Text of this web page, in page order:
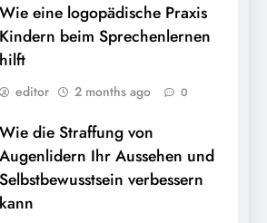
Wie eine logopädische Praxis
Kindern beim Sprechenlernen
hilft
editor 2 months ago 0
Wie die Straffung von
Augenlidern Ihr Aussehen und
Selbstbewusstsein verbessern
kann